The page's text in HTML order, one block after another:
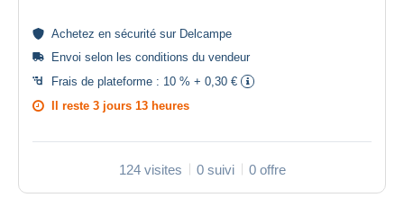
Achetez en sécurité sur Delcampe
Envoi selon les conditions du vendeur
Frais de plateforme : 10 % + 0,30 €
Il reste 3 jours 13 heures
124 visites 0 suivi 0 offre